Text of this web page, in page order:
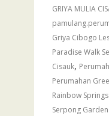
GRIYA MULIA
Griya Cibogo
Paradise Walk
Cisauk,
Perumahan
Rainbow
Serpong